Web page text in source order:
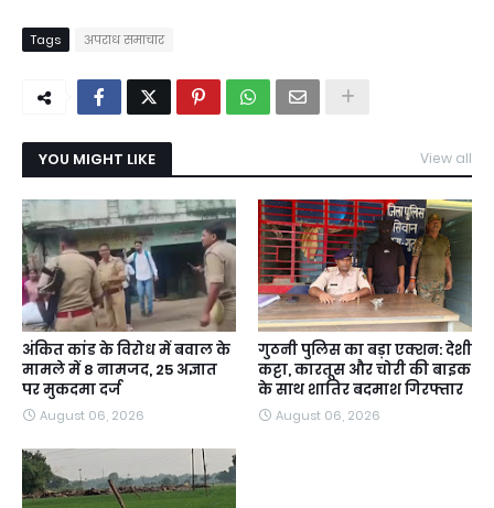
Tags अपराध समाचार
YOU MIGHT LIKE View all
अंकित कांड के विरोध में बवाल के
मामले में 8 नामजद, 25 अज्ञात
पर मुकदमा दर्ज
August 06, 2026
गुठनी पुलिस का बड़ा एक्शन: देशी
कट्टा, कारतूस और चोरी की बाइक
के साथ शातिर बदमाश गिरफ्तार
August 06, 2026